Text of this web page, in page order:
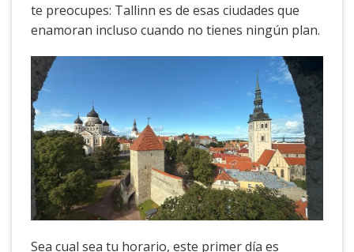
te preocupes: Tallinn es de esas ciudades que
enamoran incluso cuando no tienes ningún plan.
Sea cual sea tu horario, este primer día es